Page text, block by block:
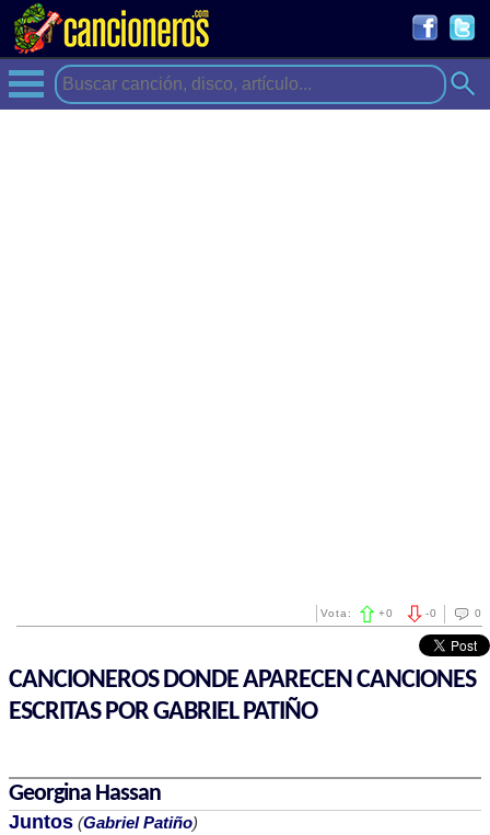
0
-0
Vota: +0
CANCIONEROS DONDE APARECEN CANCIONES
ESCRITAS POR GABRIEL PATIÑO
Georgina Hassan
Juntos (Gabriel Patiño)